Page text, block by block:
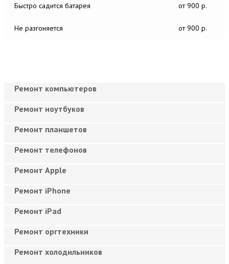
Быстро садится батарея от 900 р.
Не разгоняется от 900 р.
Ремонт компьютеров
Ремонт ноутбуков
Ремонт планшетов
Ремонт телефонов
Ремонт Apple
Ремонт iPhone
Ремонт iPad
Ремонт оргтехники
Ремонт холодильников